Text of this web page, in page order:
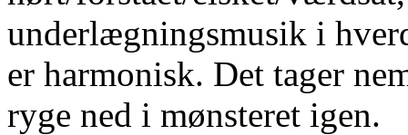
underlægningsmusik i
er harmonisk. Det tager
ryge ned i mønsteret igen.